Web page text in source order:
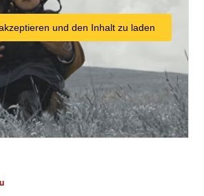
und den Inhalt zu laden